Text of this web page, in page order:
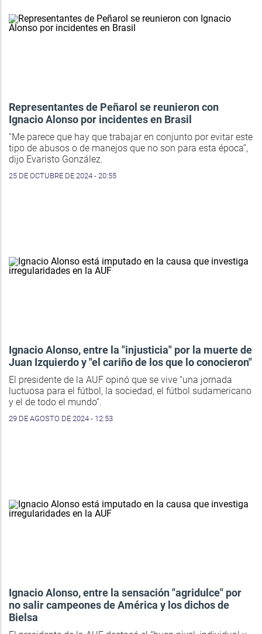
Representantes de Peñarol se reunieron con
Ignacio Alonso por incidentes en Brasil
“Me parece que hay que trabajar en conjunto por evitar este
tipo de abusos o de manejos que no son para esta época”,
dijo Evaristo González.
25 DE OCTUBRE DE 2024 - 20:55
Ignacio Alonso, entre la "injusticia" por la muerte de
Juan Izquierdo y "el cariño de los que lo conocieron"
El presidente de la AUF opinó que se vive “una jornada
luctuosa para el fútbol, la sociedad, el fútbol sudamericano
y el de todo el mundo”.
29 DE AGOSTO DE 2024 - 12:53
Ignacio Alonso, entre la sensación "agridulce" por
no salir campeones de América y los dichos de
Bielsa